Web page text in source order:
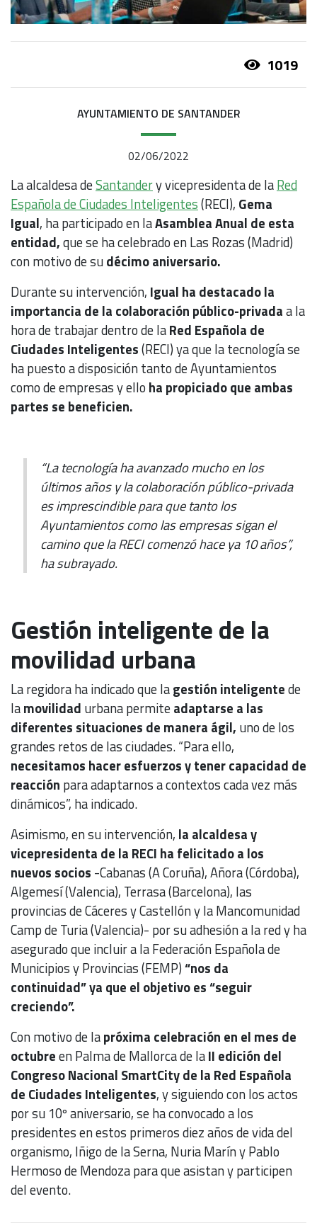
1019
AYUNTAMIENTO DE SANTANDER
02/06/2022
La alcaldesa deSantandery vicepresidenta de laRed
Española de Ciudades Inteligentes(RECI), Gema
Igual, ha participado en laAsamblea Anual de esta
entidad,que se ha celebrado en Las Rozas (Madrid)
con motivo de sudécimo aniversario.
Durante su intervención, Igual ha destacado la
importancia de la colaboración público-privadaa la
hora de trabajar dentro de laRed Española de
Ciudades Inteligentes(RECI) ya que la tecnología se
ha puesto a disposición tanto de Ayuntamientos
como de empresas y ello ha propiciado que ambas
partes se beneficien.
“La tecnología ha avanzado mucho en los
últimos años y la colaboración público-privada
es imprescindible para que tanto los
Ayuntamientos como las empresas sigan el
camino que la RECI comenzó hace ya 10 años”,
ha subrayado.
Gestión inteligente de la
movilidad urbana
La regidora ha indicado que lagestión inteligentede
lamovilidad urbana permiteadaptarse a las
diferentes situaciones de manera ágil, uno de los
grandes retos de las ciudades. “Para ello,
necesitamos hacer esfuerzos y tener capacidad de
reacción para adaptarnos a contextos cada vez más
dinámicos”, ha indicado.
Asimismo, en su intervención, la alcaldesa y
vicepresidenta de la RECI ha felicitado a los
nuevos socios -Cabanas (A Coruña), Añora (Córdoba),
Algemesí (Valencia), Terrasa (Barcelona), las
provincias de Cáceres y Castellón y la Mancomunidad
Camp de Turia (Valencia)- por su adhesión a la red y ha
asegurado que incluir a la Federación Española de
Municipios y Provincias (FEMP)“nos da
continuidad” ya que el objetivo es “seguir
creciendo”.
Con motivo de lapróxima celebración en el mes de
octubreen Palma de Mallorca de laII edición del
Congreso Nacional SmartCity de la Red Española
de Ciudades Inteligentes, y siguiendo con los actos
por su 10º aniversario, se ha convocado a los
presidentes en estos primeros diez años de vida del
organismo, Iñigo de la Serna, Nuria Marín y Pablo
Hermoso de Mendoza para que asistan y participen
del evento.